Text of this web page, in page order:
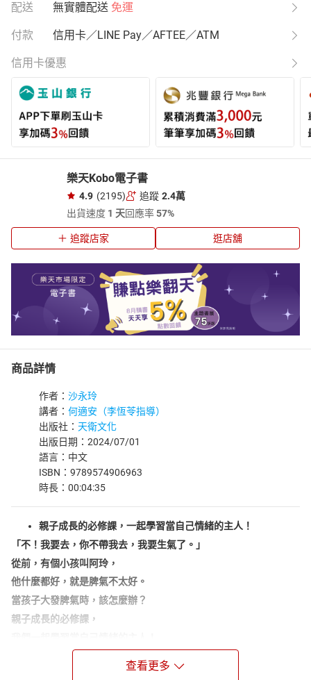
配送 無實體配送 免運
付款 信用卡／LINE Pay／AFTEE／ATM
信用卡優惠
樂天Kobo電子書
4.9 (2195) 追蹤 2.4萬
出貨速度 1 天回應率57%
追蹤店家 逛店舖
商品詳情
作者： 沙永玲
講者： 何適安（李恆苓指導）
出版社： 天衛文化
出版日期：2024/07/01
語言：中文
ISBN：9789574906963
時長：00:04:35
親子成長的必修課，一起學習當自己情緒的主人！
「不！我要去，你不帶我去，我要生氣了。」
從前，有個小孩叫阿玲，
他什麼都好，就是脾氣不太好。
當孩子大發脾氣時，該怎麼辦？
親子成長的必修課，
任性的阿玲常常大發脾氣，全家人拿她一點辦法也沒有。這次
她又氣得離家出走，在公園裡和小朋友玩在一塊兒，當全家人緊張
查看更多